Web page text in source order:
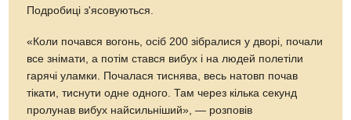
Подробиці з'ясовуються.
«Коли почався вогонь, осіб 200 зібралися у дворі, почали
все знімати, а потім стався вибух і на людей полетіли
гарячі уламки. Почалася тиснява, весь натовп почав
тікати, тиснути одне одного. Там через кілька секунд
пролунав вибух найсильніший», — розповів